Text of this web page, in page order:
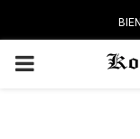
PRIMARY